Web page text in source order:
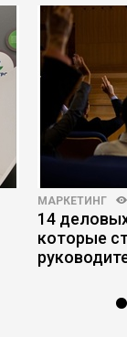
МАРКЕТИНГ
14
которые